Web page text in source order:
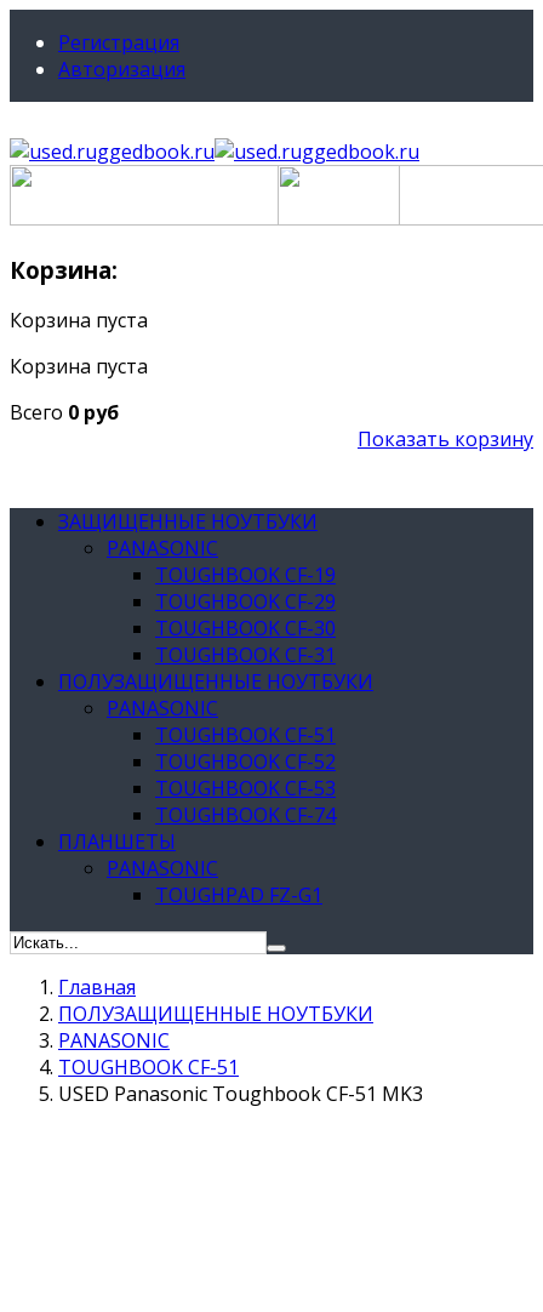
Регистрация
Авторизация
Корзина:
Корзина пуста
Корзина пуста
Всего 0 руб
Показать корзину
ЗАЩИЩЕННЫЕ НОУТБУКИ
PANASONIC
TOUGHBOOK CF-19
TOUGHBOOK CF-29
TOUGHBOOK CF-30
TOUGHBOOK CF-31
ПОЛУЗАЩИЩЕННЫЕ НОУТБУКИ
PANASONIC
TOUGHBOOK CF-51
TOUGHBOOK CF-52
TOUGHBOOK CF-53
TOUGHBOOK CF-74
ПЛАНШЕТЫ
PANASONIC
TOUGHPAD FZ-G1
Главная
ПОЛУЗАЩИЩЕННЫЕ НОУТБУКИ
PANASONIC
TOUGHBOOK CF-51
USED Panasonic Toughbook CF-51 MK3